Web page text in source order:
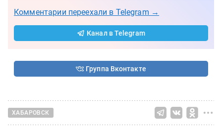
Комментарии переехали в Telegram →
Канал в Telegram
Группа Вконтакте
ХАБАРОВСК